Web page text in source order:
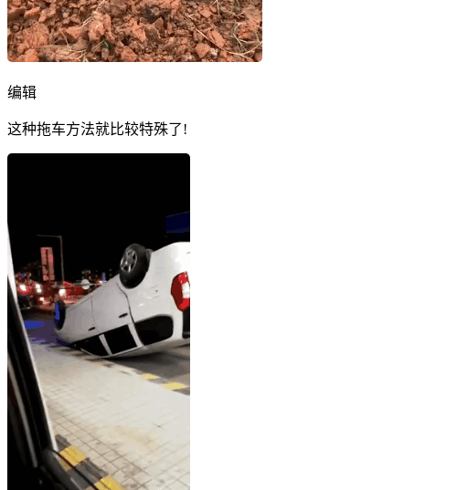
编辑
这种拖车方法就比较特殊了!